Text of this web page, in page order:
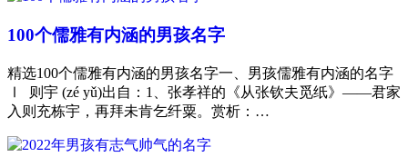
100个儒雅有内涵的男孩名字
精选100个儒雅有内涵的男孩名字一、男孩儒雅有内涵的名字
Ⅰ 则宇 (zé yǔ)出自：1、张孝祥的《从张钦夫觅纸》——君家
入则充栋宇，再拜未肯乞纤粟。赏析：…